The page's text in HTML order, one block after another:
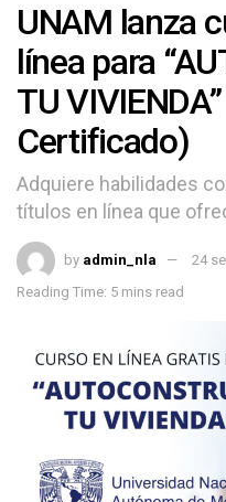
UNAM lanza
línea para
TU
Certificado)
Adquiere habilidades
títulos en línea que
by admin_nla
24
Reading Time: 5 mins read